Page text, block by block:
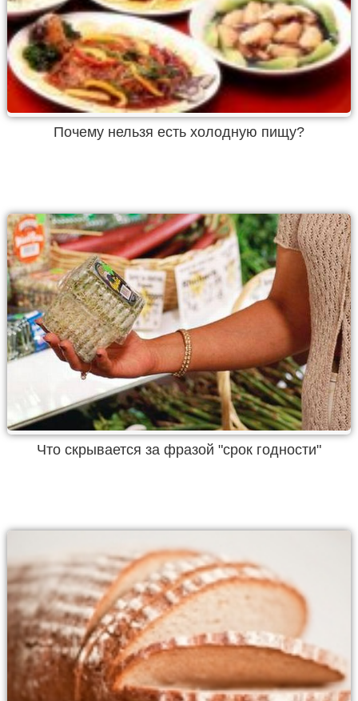
Почему нельзя есть холодную пищу?
Что скрывается за фразой "срок годности"